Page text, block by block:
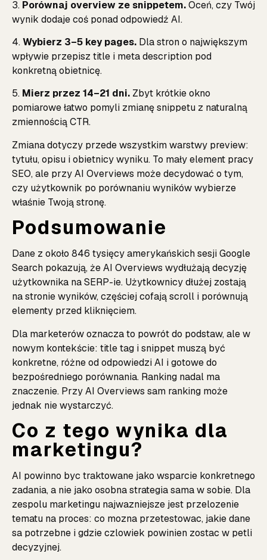
3. Porównaj overview ze snippetem.Oceń, czy Twój
wynik dodaje coś ponad odpowiedź AI.
4.Wybierz 3–5 key pages. Dla stron o największym
wpływie przepisz title i meta description pod
konkretną obietnicę.
5. Mierz przez 14–21 dni. Zbyt krótkie okno
pomiarowe łatwo pomyli zmianę snippetu z naturalną
zmiennością CTR.
Zmiana dotyczy przede wszystkim warstwy preview:
tytułu, opisu i obietnicy wyniku. To mały element pracy
SEO, ale przy AI Overviews może decydować o tym,
czy użytkownik po porównaniu wyników wybierze
właśnie Twoją stronę.
Podsumowanie
Dane z około 846 tysięcy amerykańskich sesji Google
Search pokazują, że AI Overviews wydłużają decyzję
użytkownika na SERP-ie. Użytkownicy dłużej zostają
na stronie wyników, częściej cofają scroll i porównują
elementy przed kliknięciem.
Dla marketerów oznacza to powrót do podstaw, ale w
nowym kontekście: title tag i snippet muszą być
konkretne, różne od odpowiedzi AI i gotowe do
bezpośredniego porównania. Ranking nadal ma
znaczenie. Przy AI Overviews sam ranking może
jednak nie wystarczyć.
Co z tego wynika dla
marketingu?
AI powinno byc traktowane jako wsparcie konkretnego
zadania, a nie jako osobna strategia sama w sobie. Dla
zespolu marketingu najwazniejsze jest przelozenie
tematu na proces: co mozna przetestowac, jakie dane
sa potrzebne i gdzie czlowiek powinien zostac w petli
decyzyjnej.